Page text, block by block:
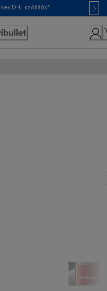
DHL szállítás*